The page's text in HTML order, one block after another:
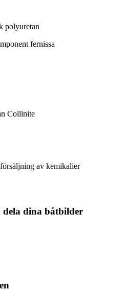
polyuretan
fernissa
Collinite
av kemikalier
dina båtbilder